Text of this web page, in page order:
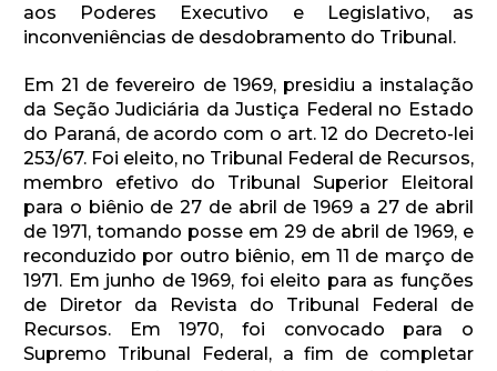
aos Poderes Executivo e Legislativo, as
inconveniências de desdobramento do Tribunal.
Em 21 de fevereiro de 1969, presidiu a instalação
da Seção Judiciária da Justiça Federal no Estado
do Paraná, de acordo com o art. 12 do Decreto-lei
253/67. Foi eleito, no Tribunal Federal de Recursos,
membro efetivo do Tribunal Superior Eleitoral
para o biênio de 27 de abril de 1969 a 27 de abril
de 1971, tomando posse em 29 de abril de 1969, e
reconduzido por outro biênio, em 11 de março de
1971. Em junho de 1969, foi eleito para as funções
de Diretor da Revista do Tribunal Federal de
Recursos. Em 1970, foi convocado para o
Supremo Tribunal Federal, a fim de completar